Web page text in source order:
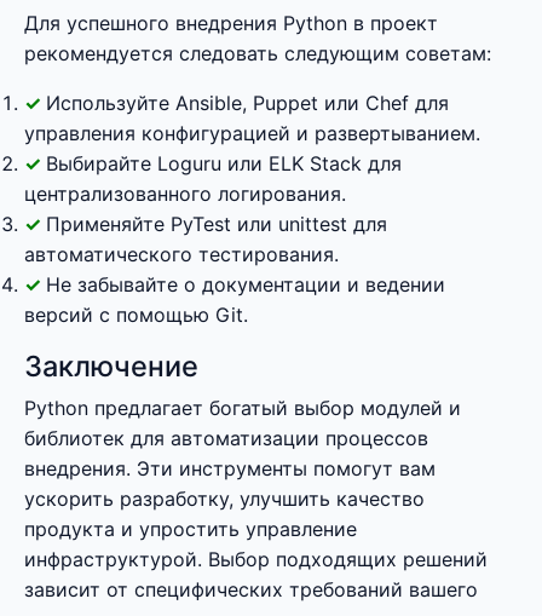
Для успешного внедрения Python в проект
рекомендуется следовать следующим советам:
Используйте Ansible, Puppet или Chef для
управления конфигурацией и развертыванием.
Выбирайте Loguru или ELK Stack для
централизованного логирования.
Применяйте PyTest или unittest для
автоматического тестирования.
Не забывайте о документации и ведении
версий с помощью Git.
Заключение
Python предлагает богатый выбор модулей и
библиотек для автоматизации процессов
внедрения. Эти инструменты помогут вам
ускорить разработку, улучшить качество
продукта и упростить управление
инфраструктурой. Выбор подходящих решений
зависит от специфических требований вашего